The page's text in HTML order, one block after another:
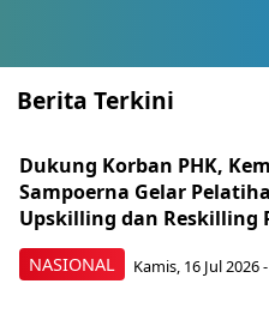
Berita Terkini
NASIONAL
Dukung Korban PHK,
Sampoerna Gelar
Upskilling dan Reskilling
Kamis, 16 Jul 2026